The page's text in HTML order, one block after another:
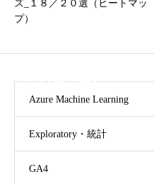
ズ_１８／２０選（ヒートマッ
プ）
CATEGORY
Azure Machine Learning
Exploratory・統計
GA4